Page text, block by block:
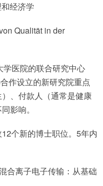
经济学
Qualität in der
医院的联合研究中心
作设立的新研究院重点
、付款人（通常是健康
影响。
个新的博士职位。5年内
合离子电子传输：从基础